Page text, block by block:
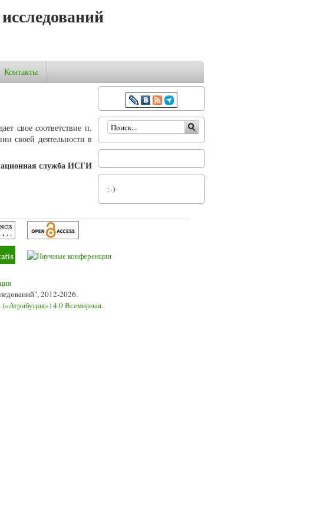
Контакты
свое соответствие п.
своей деятельности в
служба ИСГИ
Форма поиска
:-)
2012-2026.
4.0 Всемирная.